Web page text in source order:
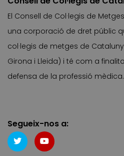
El Consell de Col·legis de
una corporació de dret públic
col·legis de metges de
Girona i Lleida) i té com a
defensa de la professió mèdica.
Segueix-nos a: